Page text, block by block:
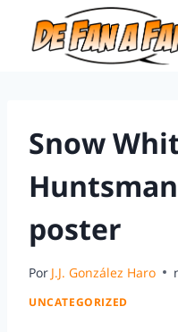
Snow
poster
Por J.J. González Haro
UNCATEGORIZED